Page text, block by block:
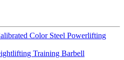
Color Steel Powerlifting
Training Barbell